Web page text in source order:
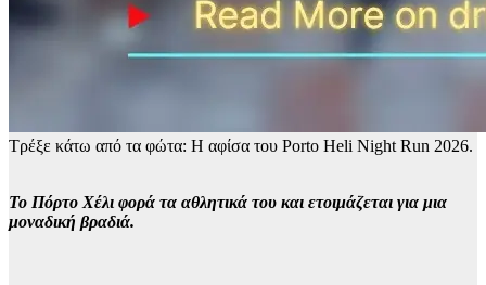
Τρέξε κάτω από τα φώτα: Η αφίσα του Porto Heli Night Run 2026.
Το Πόρτο Χέλι φορά τα αθλητικά του και ετοιμάζεται για μια
μοναδική βραδιά.